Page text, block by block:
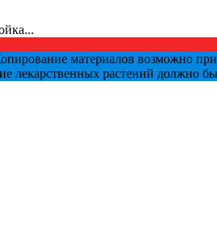
материалов возможно при
лекарственных растений должно